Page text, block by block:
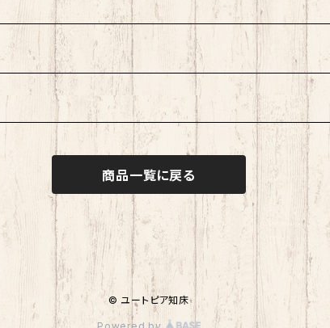
商品一覧に戻る
© ユートピア知床